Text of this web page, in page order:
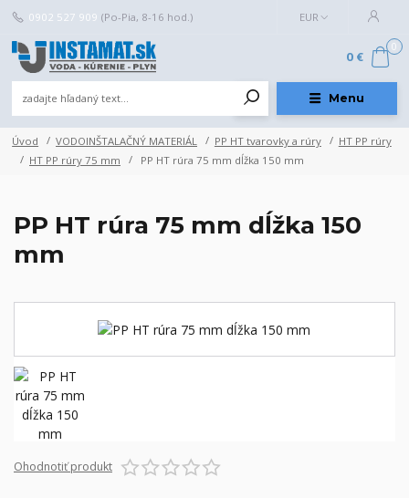
Menu
EUR
0902 527 909 (Po-Pia, 8-16 hod.)
0
0 €
Úvod VODOINŠTALAČNÝ MATERIÁL PP HT tvarovky a rúry
HT PP rúry
HT PP rúry 75 mm
PP HT rúra 75 mm dĺžka 150 mm
PP HT rúra 75 mm dĺžka 150
mm
Ohodnotiť produkt